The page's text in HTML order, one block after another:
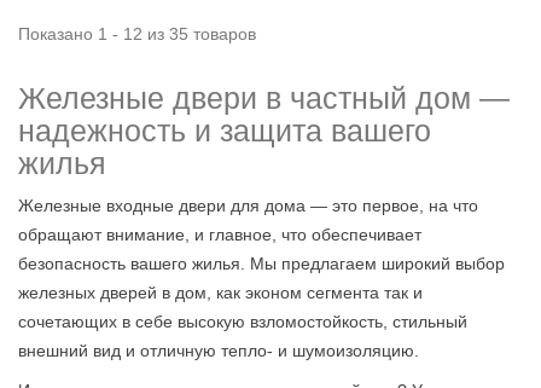
Показано 1 - 12 из 35 товаров
Железные двери в частный дом —
надежность и защита вашего
жилья
Железные входные двери для дома — это первое, на что
обращают внимание, и главное, что обеспечивает
безопасность вашего жилья. Мы предлагаем широкий выбор
железных дверей в дом, как эконом сегмента так и
сочетающих в себе высокую взломостойкость, стильный
внешний вид и отличную тепло- и шумоизоляцию.